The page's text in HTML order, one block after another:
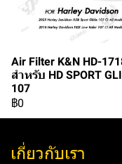
Air Filter K&N HD-
สำหรับ HD SPORT
107
฿0
เกี่ยวกับเรา